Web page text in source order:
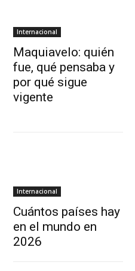
Internacional
Maquiavelo: quién
fue, qué pensaba y
por qué sigue
vigente
Internacional
Cuántos países hay
en el mundo en
2026